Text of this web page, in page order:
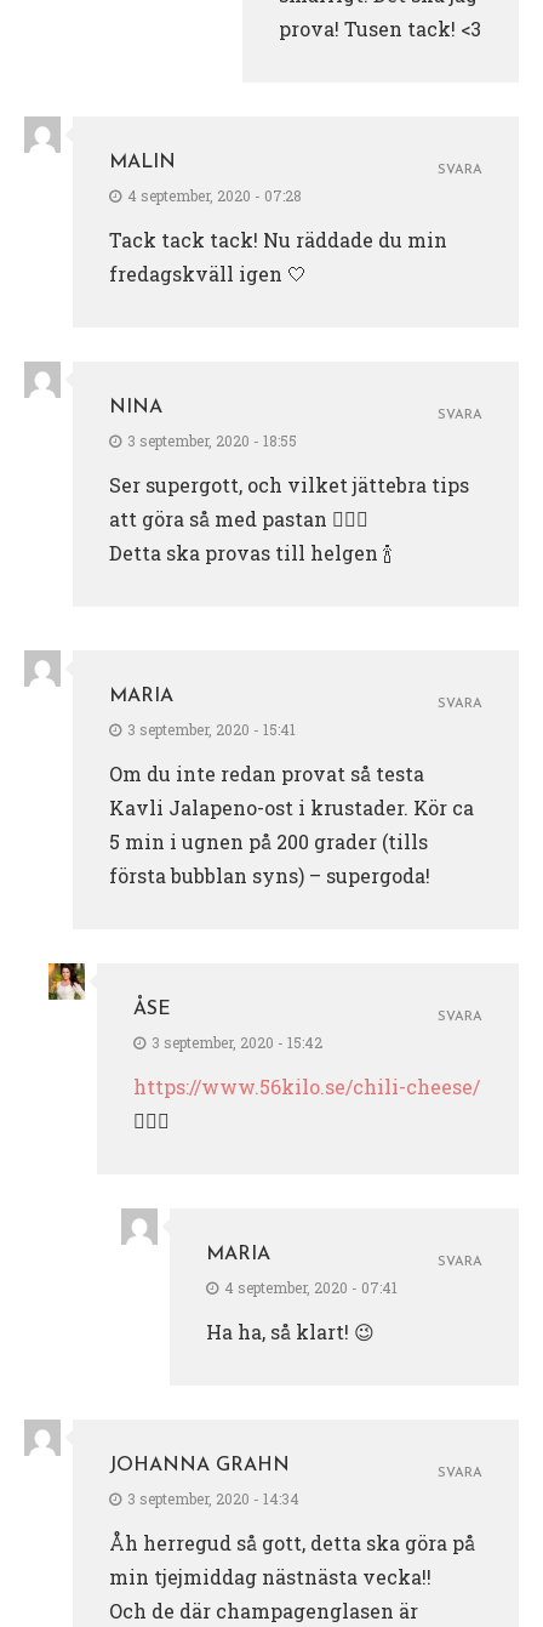
prova! Tusen tack! <3
MALIN
4 september, 2020 - 07:28
Tack tack tack! Nu räddade du min
fredagskväll igen 🤍
SVARA
NINA
3 september, 2020 - 18:55
Ser supergott, och vilket jättebra tips
att göra så med pastan 👍🏻🥰
Detta ska provas till helgen 🍾
SVARA
MARIA
3 september, 2020 - 15:41
Om du inte redan provat så testa
Kavli Jalapeno-ost i krustader. Kör ca
5 min i ugnen på 200 grader (tills
första bubblan syns) – supergoda!
SVARA
ÅSE
3 september, 2020 - 15:42
https://www.56kilo.se/chili-cheese/
👍🏻😜
SVARA
MARIA
4 september, 2020 - 07:41
Ha ha, så klart! 😉
SVARA
JOHANNA GRAHN
3 september, 2020 - 14:34
Åh herregud så gott, detta ska göra på
min tjejmiddag nästnästa vecka!!
Och de där champagenglasen är
SVARA